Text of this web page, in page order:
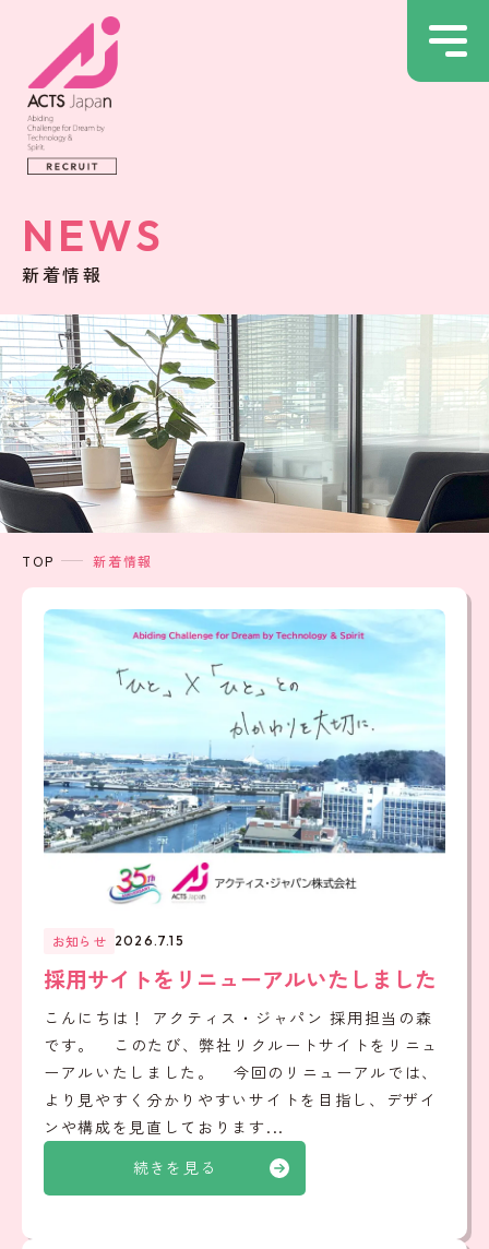
NEWS
新着情報
TOP 新着情報
続きを見る
お知らせ 2026.7.15
採用サイトをリニューアルいたしました
こんにちは！ アクティス・ジャパン 採用担当の森
です。 このたび、弊社リクルートサイトをリニュ
ーアルいたしました。 今回のリニューアルでは、
より見やすく分かりやすいサイトを目指し、デザイ
ンや構成を見直しております...